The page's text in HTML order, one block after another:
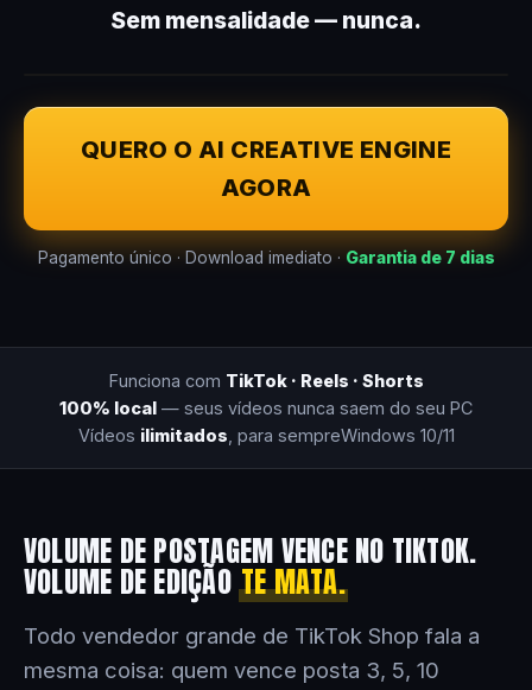
Sem mensalidade — nunca.
QUERO O AI CREATIVE ENGINE
AGORA
Pagamento único · Download imediato · Garantia de 7 dias
Funciona com TikTok · Reels · Shorts
100% local — seus vídeos nunca saem do seu PC
Vídeos ilimitados , para sempreWindows 10/11
VOLUME DE POSTAGEM VENCE NO TIKTOK.
VOLUME DE EDIÇÃOTE MATA.
Todo vendedor grande de TikTok Shop fala a
mesma coisa: quem vence posta 3, 5, 10